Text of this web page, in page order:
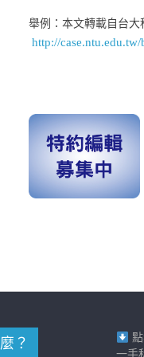
舉例：本文轉載自台大
http://
？
一手